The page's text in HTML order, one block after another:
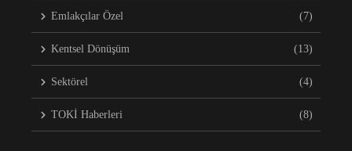
Emlakçılar Özel (7)
Kentsel Dönüşüm (13)
Sektörel (4)
TOKİ Haberleri (8)